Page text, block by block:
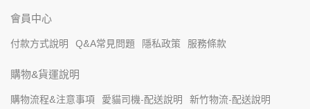
會員中心
付款方式說明 Q&A常見問題 隱私政策 服務條款
購物&貨運說明
購物流程&注意事項 愛貓司機-配送說明
新竹物流-配送說明